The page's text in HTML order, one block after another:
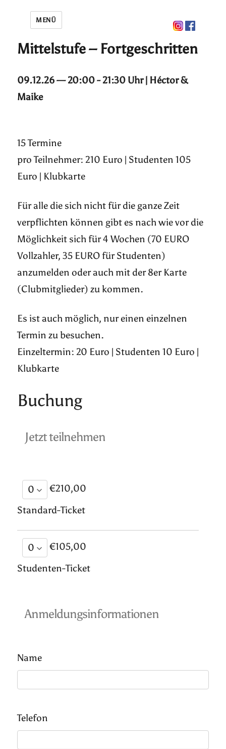
MENÜ
Mittelstufe – Fortgeschritten
09.12.26 — 20:00 - 21:30 Uhr | Héctor &
Maike
15 Termine
pro Teilnehmer: 210 Euro | Studenten 105
Euro | Klubkarte
Für alle die sich nicht für die ganze Zeit
verpflichten können gibt es nach wie vor die
Möglichkeit sich für 4 Wochen (70 EURO
Vollzahler, 35 EURO für Studenten)
anzumelden oder auch mit der 8er Karte
(Clubmitglieder) zu kommen.
Es ist auch möglich, nur einen einzelnen
Termin zu besuchen.
Einzeltermin: 20 Euro | Studenten 10 Euro |
Klubkarte
Buchung
Jetzt teilnehmen
€210,00
Standard-Ticket
€105,00
Studenten-Ticket
Anmeldungsinformationen
Name
Telefon